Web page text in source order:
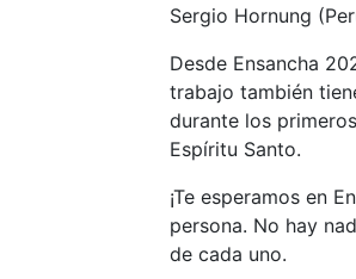
Sergio Hornung
Desde Ensancha
trabajo también
durante los
Espíritu Santo.
¡Te esperamos en
persona. No hay
de cada uno.